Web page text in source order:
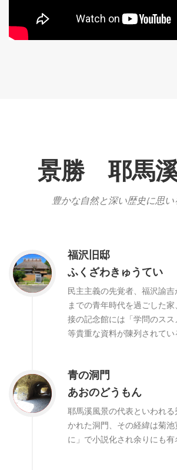
景勝 耶馬
豊かな自然と深い歴史に思い
福沢旧邸
ふくざわきゅうてい
民主主義の先覚者、福沢諭
までの青年時代を過ごした
接の記念館には「学問のス
等貴重な資料が陳列されてい
青の洞門
あおのどうもん
耶馬溪風景の代表といわれ
かれた洞門、その経緯は菊
に」で小説化され余りにも有